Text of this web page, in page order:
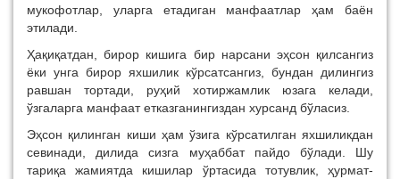
мукофотлар, уларга етадиган манфаатлар ҳам баён
этилади.
Ҳақиқатдан, бирор кишига бир нарсани эҳсон қилсангиз
ёки унга бирор яхшилик кўрсатсангиз, бундан дилингиз
равшан тортади, руҳий хотиржамлик юзага келади,
ўзгаларга манфаат етказганингиздан хурсанд бўласиз.
Эҳсон қилинган киши ҳам ўзига кўрсатилган яхшиликдан
севинади, дилида сизга муҳаббат пайдо бўлади. Шу
тариқа жамиятда кишилар ўртасида тотувлик, ҳурмат-